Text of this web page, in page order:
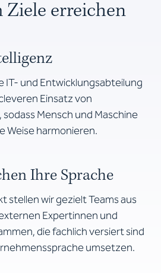
Ziele erreichen
IT- und Entwicklungsabteilung
Einsatz von
Mensch und Maschine
Weise harmonieren.
Ihre Sprache
stellen wir gezielt Teams aus
Expertinnen und
die fachlich versiert sind
umsetzen.